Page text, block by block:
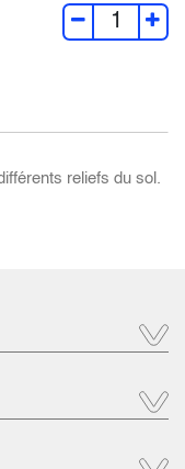
reliefs du sol.